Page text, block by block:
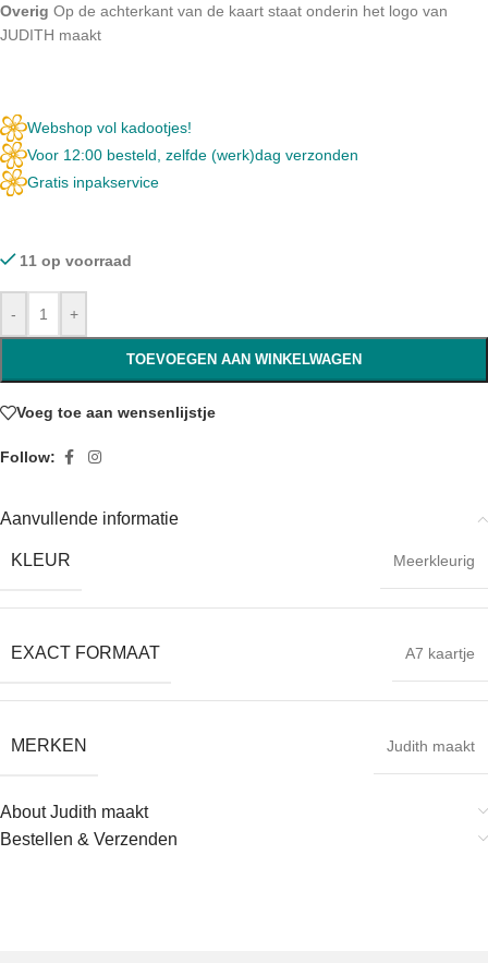
Overig Op de achterkant van de kaart staat onderin het logo van
JUDITH maakt
Webshop vol kadootjes!
Voor 12:00 besteld, zelfde (werk)dag verzonden
Gratis inpakservice
11 op voorraad
- +
TOEVOEGEN AAN WINKELWAGEN
Voeg toe aan wensenlijstje
Follow:
Aanvullende informatie
KLEUR Meerkleurig
EXACT FORMAAT A7 kaartje
MERKEN Judith maakt
About Judith maakt
Bestellen & Verzenden